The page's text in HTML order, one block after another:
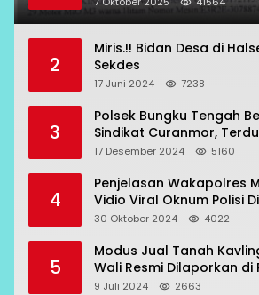
2
Miris.!! Bidan Desa di
Sekdes
17 Juni 2024 7238
3
Polsek Bungku Tengah
Sindikat Curanmor,
Beraksi di 7 Lokasi
17 Desember 2024 5160
4
Penjelasan Wakapolres
Vidio Viral Oknum Polisi
Bahodopi
30 Oktober 2024 4022
5
Modus Jual Tanah
Wali Resmi Dilaporkan di
9 Juli 2024 2663